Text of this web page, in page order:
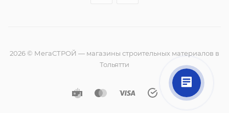
2026 © МегаСТРОЙ — магазины строительных материалов в
Тольятти